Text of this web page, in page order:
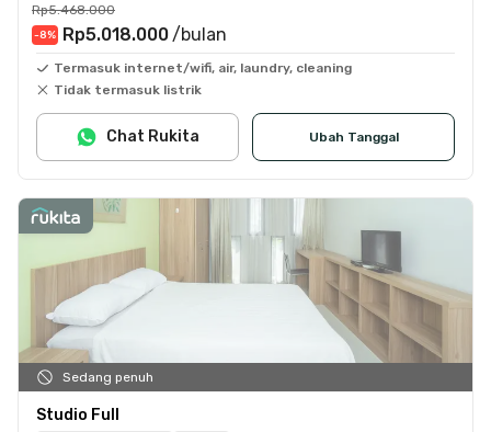
Rp5.468.000
-8% Rp5.018.000 /bulan
Termasuk internet/wifi, air, laundry, cleaning
Tidak termasuk listrik
Ubah Tanggal
Chat Rukita
Sedang penuh
Studio Full